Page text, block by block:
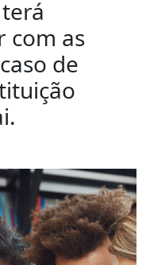
com as
de